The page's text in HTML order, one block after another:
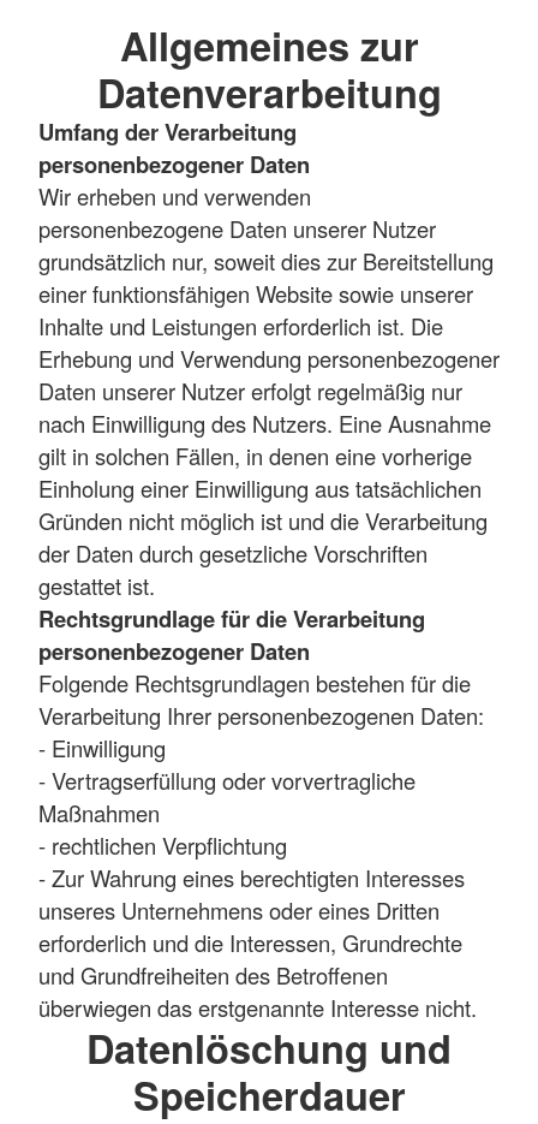
Allgemeines zur
Datenverarbeitung
Umfang der Verarbeitung
personenbezogener Daten
Wir erheben und verwenden
personenbezogene Daten unserer Nutzer
grundsätzlich nur, soweit dies zur Bereitstellung
einer funktionsfähigen Website sowie unserer
Inhalte und Leistungen erforderlich ist. Die
Erhebung und Verwendung personenbezogener
Daten unserer Nutzer erfolgt regelmäßig nur
nach Einwilligung des Nutzers. Eine Ausnahme
gilt in solchen Fällen, in denen eine vorherige
Einholung einer Einwilligung aus tatsächlichen
Gründen nicht möglich ist und die Verarbeitung
der Daten durch gesetzliche Vorschriften
gestattet ist.
Rechtsgrundlage für die Verarbeitung
personenbezogener Daten
Folgende Rechtsgrundlagen bestehen für die
Verarbeitung Ihrer personenbezogenen Daten:
- Einwilligung
- Vertragserfüllung oder vorvertragliche
Maßnahmen
- rechtlichen Verpflichtung
- Zur Wahrung eines berechtigten Interesses
unseres Unternehmens oder eines Dritten
erforderlich und die Interessen, Grundrechte
und Grundfreiheiten des Betroffenen
überwiegen das erstgenannte Interesse nicht.
Datenlöschung und
Speicherdauer